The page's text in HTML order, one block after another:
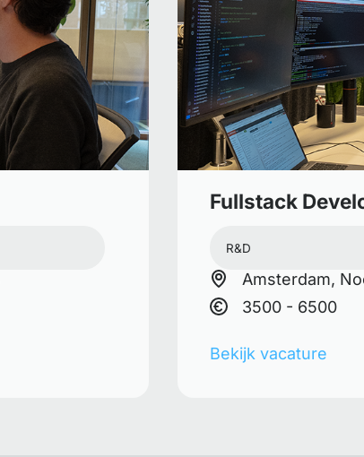
Fullstack
R&D
Amsterdam,
3500 - 6500
Bekijk vacature